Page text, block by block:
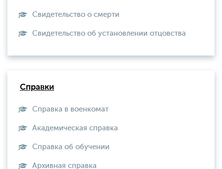
Свидетельство о смерти
Свидетельство об установлении отцовства
Справки
Справка в военкомат
Академическая справка
Справка об обучении
Архивная справка